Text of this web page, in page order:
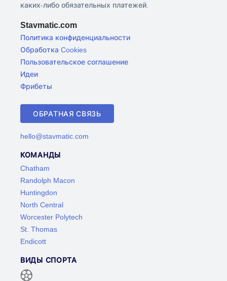
каких-либо обязательных платежей.
Stavmatic.com
Политика конфиденциальности
Обработка Cookies
Пользовательское соглашение
Идеи
Фрибеты
ОБРАТНАЯ СВЯЗЬ
hello@stavmatic.com
КОМАНДЫ
Chatham
Randolph Macon
Huntingdon
North Central
Worcester Polytech
St. Thomas
Endicott
ВИДЫ СПОРТА